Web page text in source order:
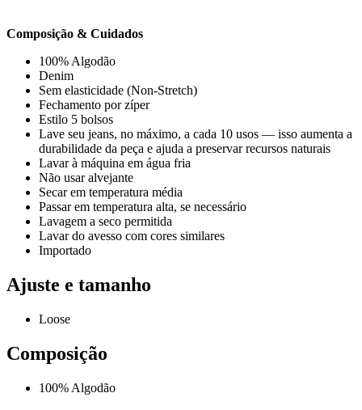
Composição & Cuidados
100% Algodão
Denim
Sem elasticidade (Non-Stretch)
Fechamento por zíper
Estilo 5 bolsos
Lave seu jeans, no máximo, a cada 10 usos — isso aumenta a
durabilidade da peça e ajuda a preservar recursos naturais
Lavar à máquina em água fria
Não usar alvejante
Secar em temperatura média
Passar em temperatura alta, se necessário
Lavagem a seco permitida
Lavar do avesso com cores similares
Importado
Ajuste e tamanho
Loose
Composição
100% Algodão